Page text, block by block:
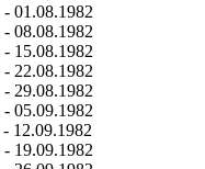
- 01.08.1982
- 08.08.1982
- 15.08.1982
- 22.08.1982
- 29.08.1982
- 05.09.1982
- 12.09.1982
- 19.09.1982